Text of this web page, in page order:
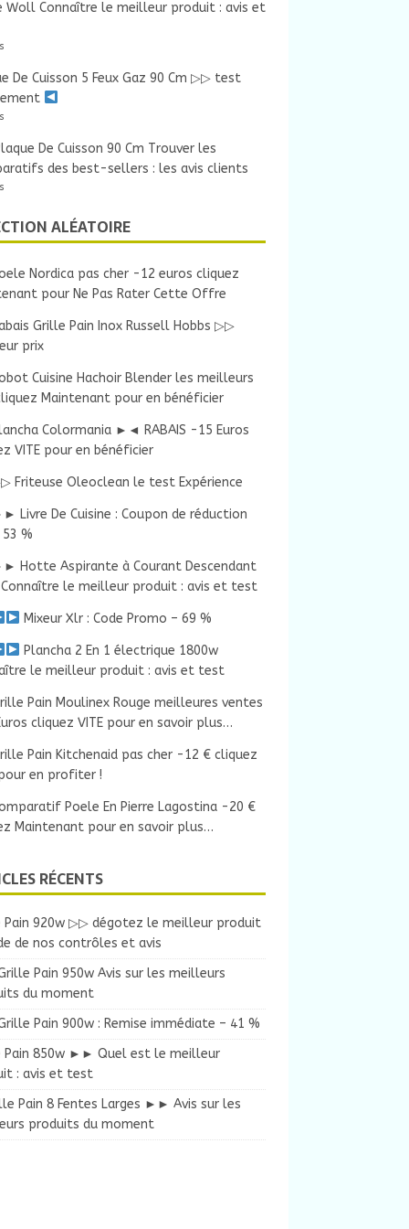
Woll Connaître le meilleur produit : avis et
De Cuisson 5 Feux Gaz 90 Cm ▷▷ test
De Cuisson 90 Cm Trouver les
des best-sellers : les avis clients
ALÉATOIRE
Nordica pas cher -12 euros cliquez
pour Ne Pas Rater Cette Offre
Grille Pain Inox Russell Hobbs ▷▷
prix
Cuisine Hachoir Blender les meilleurs
Maintenant pour en bénéficier
Colormania ►◄ RABAIS -15 Euros
VITE pour en bénéficier
Friteuse Oleoclean le test Expérience
Livre De Cuisine : Coupon de réduction
%
Hotte Aspirante à Courant Descendant
Connaître le meilleur produit : avis et test
Mixeur Xlr : Code Promo – 69 %
Plancha 2 En 1 électrique 1800w
le meilleur produit : avis et test
Pain Moulinex Rouge meilleures ventes
cliquez VITE pour en savoir plus…
Pain Kitchenaid pas cher -12 € cliquez
en profiter !
Poele En Pierre Lagostina -20 €
Maintenant pour en savoir plus…
RÉCENTS
Pain 920w ▷▷ dégotez le meilleur produit
de nos contrôles et avis
Pain 950w Avis sur les meilleurs
du moment
Pain 900w : Remise immédiate – 41 %
Pain 850w ►► Quel est le meilleur
: avis et test
Pain 8 Fentes Larges ►► Avis sur les
produits du moment